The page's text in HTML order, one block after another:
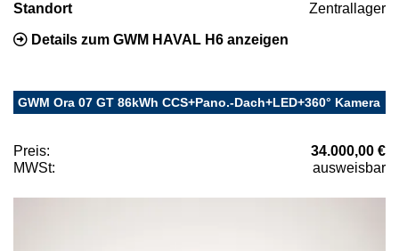
Standort Zentrallager
Details zum GWM HAVAL H6 anzeigen
GWM Ora 07 GT 86kWh CCS+Pano.-Dach+LED+360° Kamera
Preis:
34.000,00 €
MWSt:
ausweisbar